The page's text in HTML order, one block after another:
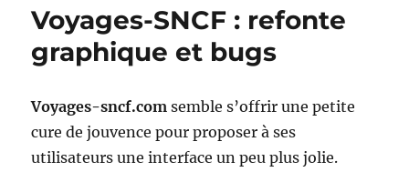
Voyages-SNCF : refonte
graphique et bugs
Voyages-sncf.com semble s’offrir une petite
cure de jouvence pour proposer à ses
utilisateurs une interface un peu plus jolie.